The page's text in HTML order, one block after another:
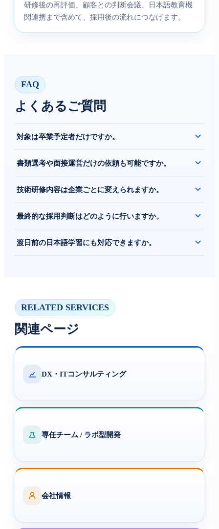
研修後の再評価、顧客との判断会議、日本語教育機
関連携まで含めて、採用後の流れにつなげます。
FAQ
よくあるご質問
対象は卒業予定者だけですか。
対応可能です。募集条件に応じて対象を調整します。
書類選考や面接運営だけの依頼も可能ですか。
修のみなど、必要範囲に応じてご相談いただけます。
技術研修内容は企業ごとに変えられますか。
て、ARISが教育内容と評価基準を設計します。
最終的な採用判断はどのように行いますか。
候補者を比較・確認できる形で報告します。
渡日前の日本語学習にも対応できますか。
RELATED SERVICES
関連ページ
DX・ITコンサルティング
専任チーム / ラボ型開発
会社情報